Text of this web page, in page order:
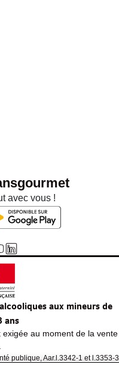
avec vous !
aux mineurs de
ans
au moment de la vente
publique, Aar.l.3342-1 et l.3353-3